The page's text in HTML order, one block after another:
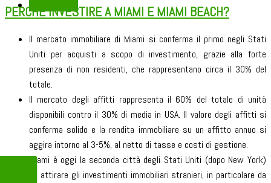
PERCHÉ INVESTIRE A MIAMI E MIAMI BEACH?
Il mercato immobiliare di Miami si conferma il primo negli Stati
Uniti per acquisti a scopo di investimento, grazie alla forte
presenza di non residenti, che rappresentano circa il 30% del
totale.
Il mercato degli affitti rappresenta il 60% del totale di unità
disponibili contro il 30% di media in USA. Il valore degli affitti si
conferma solido e la rendita immobiliare su un affitto annuo si
aggira intorno al 3-5%, al netto di tasse e costi di gestione.
Miami è oggi la seconda città degli Stati Uniti (dopo New York)
ad attirare gli investimenti immobiliari stranieri, in particolare da